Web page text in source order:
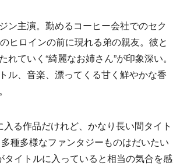
主演。勤めるコーヒー会社でのセク
ヒロインの前に現れる弟の親友。彼と
ていく“綺麗なお姉さん”が印象深い。
ル、音楽、漂ってくる甘く鮮やかな香
る作品だけれど、かなり長い間タイト
種多様なファンタジーものはだいたい
タイトルに入っていると相当の気合を感